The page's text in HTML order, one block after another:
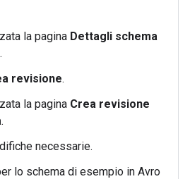
la pagina Dettagli schema
revisione.
la pagina Crea revisione
.
necessarie.
lo schema di esempio in Avro